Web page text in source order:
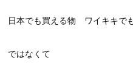
日本でも買える物 ワイキキで
ではなくて